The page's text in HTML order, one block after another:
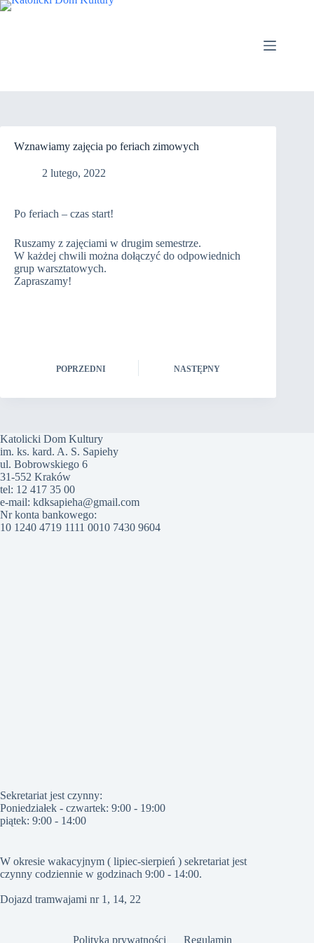
Przejdź
Wznawiamy zajęcia po feriach zimowych
2 lutego, 2022
Po feriach – czas start!
Ruszamy z zajęciami w drugim semestrze.
W każdej chwili można dołączyć do odpowiednich
grup warsztatowych.
Zapraszamy!
POPRZEDNI NASTĘPNY
Katolicki Dom Kultury
im. ks. kard. A. S. Sapiehy
ul. Bobrowskiego 6
31-552 Kraków
tel: 12 417 35 00
e-mail: kdksapieha@gmail.com
Nr konta bankowego:
10 1240 4719 1111 0010 7430 9604
Sekretariat jest czynny:
Poniedziałek - czwartek: 9:00 - 19:00
piątek: 9:00 - 14:00
W okresie wakacyjnym ( lipiec-sierpień ) sekretariat jest
czynny codziennie w godzinach 9:00 - 14:00.
Dojazd tramwajami nr 1, 14, 22
Polityka prywatności Regulamin